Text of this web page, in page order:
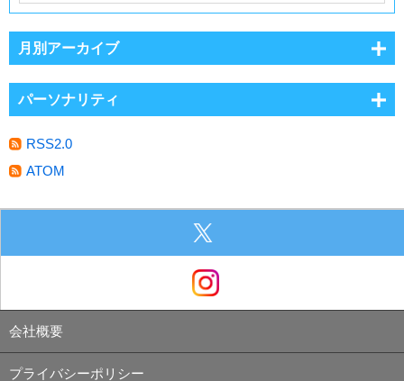
月別アーカイブ
パーソナリティ
RSS2.0
ATOM
会社概要
プライバシーポリシー